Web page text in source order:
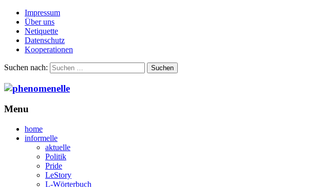
Impressum
Über uns
Netiquette
Datenschutz
Kooperationen
Suchen nach:
Menu
home
informelle
aktuelle
Politik
Pride
LeStory
L-Wörterbuch